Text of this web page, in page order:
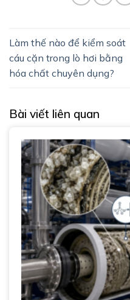
Làm thế nào để kiểm soát
cáu cặn trong lò hơi bằng
hóa chất chuyên dụng?
Bài viết liên quan